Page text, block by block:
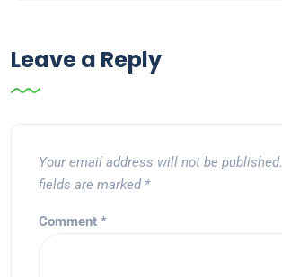
Leave a Reply
Your email address will not be published.
fields are marked *
Comment *